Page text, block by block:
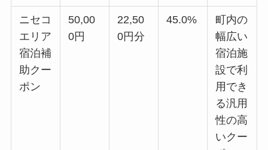
ニセコ
エリア
宿泊補
助クー
ポン
50,00
0円
22,50
0円分
45.0%
町内の
幅広い
宿泊施
設で利
用でき
る汎用
性の高
いクー